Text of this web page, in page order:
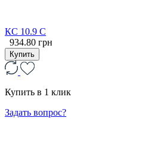
КС 10.9 С
934.80 грн
Купить
Купить в 1 клик
Задать вопрос?